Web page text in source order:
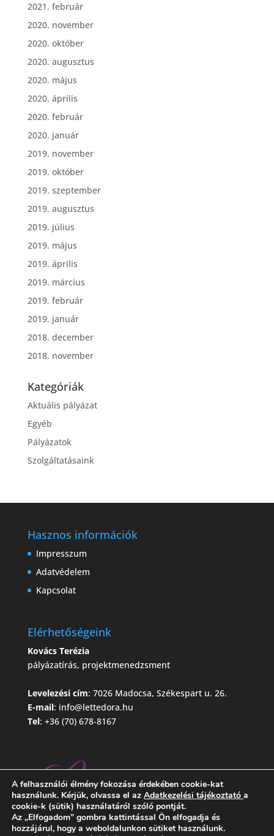
2021. február
2020. november
2020. október
2020. augusztus
2020. május
2020. április
2020. február
2020. január
2019. november
2019. október
2019. szeptember
2019. augusztus
2019. július
2019. május
2019. április
2019. március
2019. február
2019. január
2018. december
2018. november
Kategóriák
Aktuális pályázat
Egyéb
Pályázatok
Szolgáltatásaink
Hasznos információk
Impresszum
Adatvédelem
Kapcsolat
Elérhetőségeink
Kovács Terézia
pályázatírás, projektmenedzsment
Levelezési cím: 7026 Madocsa, Székespart u. 26.
E-mail: info@lettedora.hu
Tel: +36 (70) 678-8167
A felhasználói élmény fokozása érdekében cookie-kat
használunk. Kérjük, olvassa el az Adatkezelési tájékoztató a
cookie-k (sütik) használatáról szóló pontját.
Az „Elfogadom” gombra kattintással Ön elfogadja és
hozzájárul, hogy a weboldalunkon sütiket használunk.